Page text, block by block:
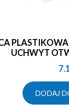
UCHWYT
DODAJ